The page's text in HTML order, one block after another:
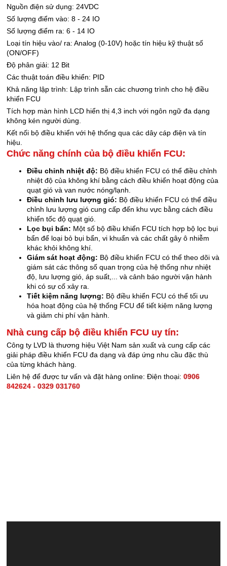
Nguồn điện sử dụng: 24VDC
Số lượng điểm vào: 8 - 24 IO
Số lượng điểm ra: 6 - 14 IO
Loại tín hiệu vào/ ra: Analog (0-10V) hoặc tín hiệu kỹ thuật số
(ON/OFF)
Độ phân giải: 12 Bit
Các thuật toán điều khiển: PID
Khả năng lập trình: Lập trình sẵn các chương trình cho hệ điều
khiển FCU
Tích hợp màn hình LCD hiển thị 4,3 inch với ngôn ngữ đa dạng
không kén người dùng.
Kết nối bộ điều khiển với hệ thống qua các dây cáp điện và tín
hiệu.
Chức năng chính của bộ điều khiển FCU:
Điều chỉnh nhiệt độ: Bộ điều khiển FCU có thể điều chỉnh
nhiệt độ của không khí bằng cách điều khiển hoạt động của
quạt gió và van nước nóng/lạnh.
Điều chỉnh lưu lượng gió: Bộ điều khiển FCU có thể điều
chỉnh lưu lượng gió cung cấp đến khu vực bằng cách điều
khiển tốc độ quạt gió.
Lọc bụi bẩn: Một số bộ điều khiển FCU tích hợp bộ lọc bụi
bẩn để loại bỏ bụi bẩn, vi khuẩn và các chất gây ô nhiễm
khác khỏi không khí.
Giám sát hoạt động: Bộ điều khiển FCU có thể theo dõi và
giám sát các thông số quan trọng của hệ thống như nhiệt
độ, lưu lượng gió, áp suất,... và cảnh báo người vận hành
khi có sự cố xảy ra.
Tiết kiệm năng lượng: Bộ điều khiển FCU có thể tối ưu
hóa hoạt động của hệ thống FCU để tiết kiệm năng lượng
và giảm chi phí vận hành.
Nhà cung cấp bộ điều khiển FCU uy tín:
Công ty LVD là thương hiệu Việt Nam sản xuất và cung cấp các
giải pháp điều khiển FCU đa dạng và đáp ứng nhu cầu đặc thù
của từng khách hàng.
Liên hệ để được tư vấn và đặt hàng online: Điện thoại: 0906
842624 - 0329 031760